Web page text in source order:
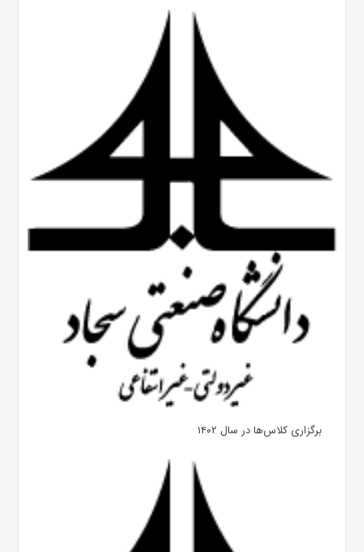
برگزاری کلاس‌ها در سال ۱۴۰۲